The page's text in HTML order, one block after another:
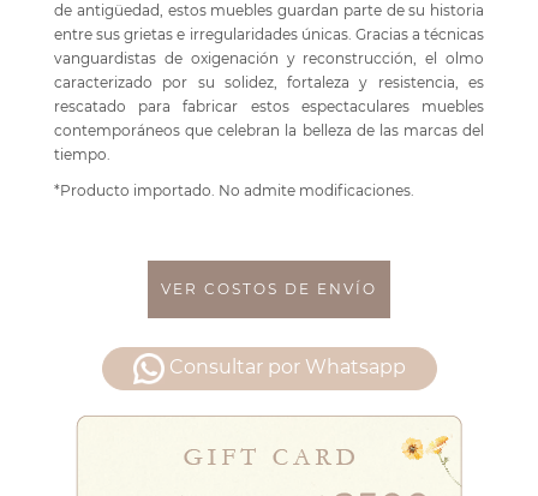
de antigüedad, estos muebles guardan parte de su historia
entre sus grietas e irregularidades únicas. Gracias a técnicas
vanguardistas de oxigenación y reconstrucción, el olmo
caracterizado por su solidez, fortaleza y resistencia, es
rescatado para fabricar estos espectaculares muebles
contemporáneos que celebran la belleza de las marcas del
tiempo.
*Producto importado. No admite modificaciones.
VER COSTOS DE ENVÍO
Consultar por Whatsapp